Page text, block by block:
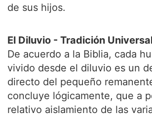
de sus hijos.
El Diluvio - Tradición
De acuerdo a la Biblia, cada
vivido desde el diluvio es un
directo del pequeño
concluye lógicamente, que a
relativo aislamiento de las